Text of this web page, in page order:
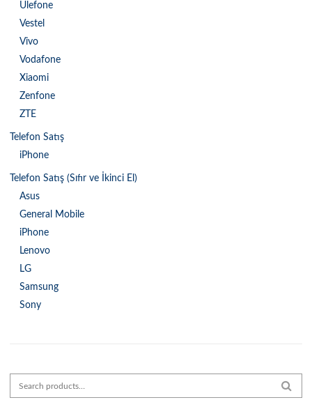
Ulefone
Vestel
Vivo
Vodafone
Xiaomi
Zenfone
ZTE
Telefon Satış
iPhone
Telefon Satış (Sıfır ve İkinci El)
Asus
General Mobile
iPhone
Lenovo
LG
Samsung
Sony
Search for: